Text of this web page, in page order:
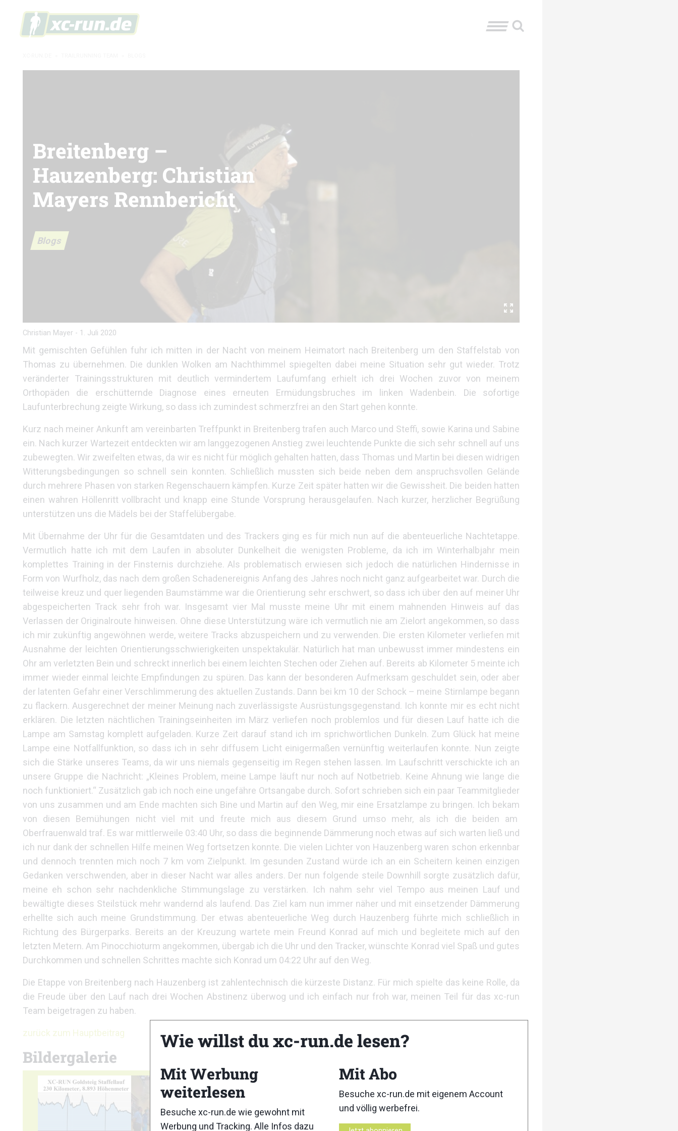
Blogs
Breitenberg –
Hauzenberg: Christian
Mayers Rennbericht
Christian Mayer - 1. Juli 2020
Mit gemischten Gefühlen fuhr ich mitten in der Nacht von meinem Heimatort nach Breitenberg um den Staffelstab von
Thomas zu übernehmen. Die dunklen Wolken am Nachthimmel spiegelten dabei meine Situation sehr gut wieder. Trotz
veränderter Trainingsstrukturen mit deutlich vermindertem Laufumfang erhielt ich drei Wochen zuvor von meinem
Orthopäden die erschütternde Diagnose eines erneuten Ermüdungsbruches im linken Wadenbein. Die sofortige
Laufunterbrechung zeigte Wirkung, so dass ich zumindest schmerzfrei an den Start gehen konnte.
Kurz nach meiner Ankunft am vereinbarten Treffpunkt in Breitenberg trafen auch Marco und Steffi, sowie Karina und Sabine
ein. Nach kurzer Wartezeit entdeckten wir am langgezogenen Anstieg zwei leuchtende Punkte die sich sehr schnell auf uns
zubewegten. Wir zweifelten etwas, da wir es nicht für möglich gehalten hatten, dass Thomas und Martin bei diesen widrigen
Witterungsbedingungen so schnell sein konnten. Schließlich mussten sich beide neben dem anspruchsvollen Gelände
durch mehrere Phasen von starken Regenschauern kämpfen. Kurze Zeit später hatten wir die Gewissheit. Die beiden hatten
einen wahren Höllenritt vollbracht und knapp eine Stunde Vorsprung herausgelaufen. Nach kurzer, herzlicher Begrüßung
unterstützen uns die Mädels bei der Staffelübergabe.
Mit Übernahme der Uhr für die Gesamtdaten und des Trackers ging es für mich nun auf die abenteuerliche Nachtetappe.
Vermutlich hatte ich mit dem Laufen in absoluter Dunkelheit die wenigsten Probleme, da ich im Winterhalbjahr mein
komplettes Training in der Finsternis durchziehe. Als problematisch erwiesen sich jedoch die natürlichen Hindernisse in
Form von Wurfholz, das nach dem großen Schadenereignis Anfang des Jahres noch nicht ganz aufgearbeitet war. Durch die
teilweise kreuz und quer liegenden Baumstämme war die Orientierung sehr erschwert, so dass ich über den auf meiner Uhr
abgespeicherten Track sehr froh war. Insgesamt vier Mal musste meine Uhr mit einem mahnenden Hinweis auf das
Verlassen der Originalroute hinweisen. Ohne diese Unterstützung wäre ich vermutlich nie am Zielort angekommen, so dass
ich mir zukünftig angewöhnen werde, weitere Tracks abzuspeichern und zu verwenden. Die ersten Kilometer verliefen mit
Ausnahme der leichten Orientierungsschwierigkeiten unspektakulär. Natürlich hat man unbewusst immer mindestens ein
Ohr am verletzten Bein und schreckt innerlich bei einem leichten Stechen oder Ziehen auf. Bereits ab Kilometer 5 meinte ich
immer wieder einmal leichte Empfindungen zu spüren. Das kann der besonderen Aufmerksam geschuldet sein, oder aber
der latenten Gefahr einer Verschlimmerung des aktuellen Zustands. Dann bei km 10 der Schock – meine Stirnlampe begann
zu flackern. Ausgerechnet der meiner Meinung nach zuverlässigste Ausrüstungsgegenstand. Ich konnte mir es echt nicht
erklären. Die letzten nächtlichen Trainingseinheiten im März verliefen noch problemlos und für diesen Lauf hatte ich die
Lampe am Samstag komplett aufgeladen. Kurze Zeit darauf stand ich im sprichwörtlichen Dunkeln. Zum Glück hat meine
Lampe eine Notfallfunktion, so dass ich in sehr diffusem Licht einigermaßen vernünftig weiterlaufen konnte. Nun zeigte
sich die Stärke unseres Teams, da wir uns niemals gegenseitig im Regen stehen lassen. Im Laufschritt verschickte ich an
unsere Gruppe die Nachricht: „Kleines Problem, meine Lampe läuft nur noch auf Notbetrieb. Keine Ahnung wie lange die
noch funktioniert.“ Zusätzlich gab ich noch eine ungefähre Ortsangabe durch. Sofort schrieben sich ein paar Teammitglieder
von uns zusammen und am Ende machten sich Bine und Martin auf den Weg, mir eine Ersatzlampe zu bringen. Ich bekam
von diesen Bemühungen nicht viel mit und freute mich aus diesem Grund umso mehr, als ich die beiden am
Oberfrauenwald traf. Es war mittlerweile 03:40 Uhr, so dass die beginnende Dämmerung noch etwas auf sich warten ließ und
ich nur dank der schnellen Hilfe meinen Weg fortsetzen konnte. Die vielen Lichter von Hauzenberg waren schon erkennbar
und dennoch trennten mich noch 7 km vom Zielpunkt. Im gesunden Zustand würde ich an ein Scheitern keinen einzigen
Gedanken verschwenden, aber in dieser Nacht war alles anders. Der nun folgende steile Downhill sorgte zusätzlich dafür,
meine eh schon sehr nachdenkliche Stimmungslage zu verstärken. Ich nahm sehr viel Tempo aus meinen Lauf und
bewältigte dieses Steilstück mehr wandernd als laufend. Das Ziel kam nun immer näher und mit einsetzender Dämmerung
erhellte sich auch meine Grundstimmung. Der etwas abenteuerliche Weg durch Hauzenberg führte mich schließlich in
Richtung des Bürgerparks. Bereits an der Kreuzung wartete mein Freund Konrad auf mich und begleitete mich auf den
letzten Metern. Am Pinocchioturm angekommen, übergab ich die Uhr und den Tracker, wünschte Konrad viel Spaß und gutes
Durchkommen und schnellen Schrittes machte sich Konrad um 04:22 Uhr auf den Weg.
Die Etappe von Breitenberg nach Hauzenberg ist zahlentechnisch die kürzeste Distanz. Für mich spielte das keine Rolle, da
die Freude über den Lauf nach drei Wochen Abstinenz überwog und ich einfach nur froh war, meinen Teil für das xc-run
Team beigetragen zu haben.
zurück zum Hauptbeitrag
Bildergalerie
Wie willst du xc-run.de lesen?
Mit Werbung
weiterlesen
Besuche xc-run.de wie gewohnt mit
Werbung und Tracking. Alle Infos dazu
Mit Abo
Besuche xc-run.de mit eigenem Account
und völlig werbefrei.